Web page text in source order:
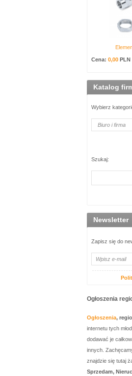
Cena: 0,00 PLN
Katalog
Wybierz
Szukaj:
Newsletter
Zapisz się do
Ogłoszenia
Ogłoszenia,
internetu tych
dodawać je
innych.
znajdzie się tutaj
Sprzedam,